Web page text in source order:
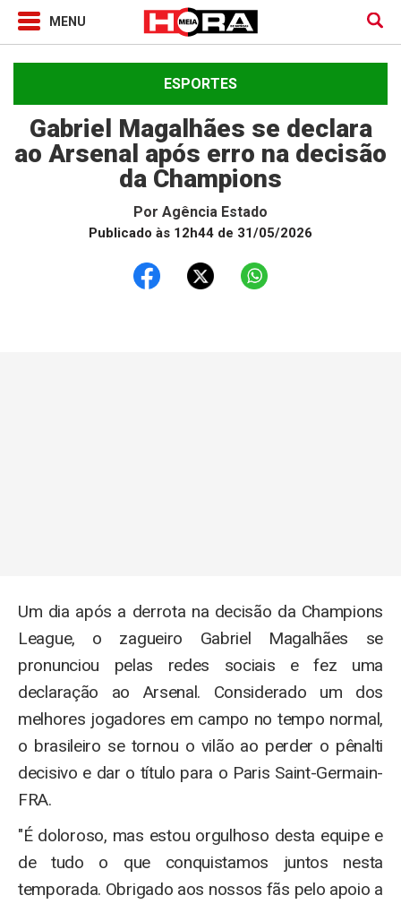
ESPORTES
Gabriel Magalhães se declara
ao Arsenal após erro na decisão
da Champions
Por Agência Estado
Publicado às 12h44 de 31/05/2026
Um dia após a derrota na decisão da Champions
League, o zagueiro Gabriel Magalhães se
pronunciou pelas redes sociais e fez uma
declaração ao Arsenal. Considerado um dos
melhores jogadores em campo no tempo normal,
o brasileiro se tornou o vilão ao perder o pênalti
decisivo e dar o título para o Paris Saint-Germain-
FRA.
"É doloroso, mas estou orgulhoso desta equipe e
de tudo o que conquistamos juntos nesta
temporada. Obrigado aos nossos fãs pelo apoio a